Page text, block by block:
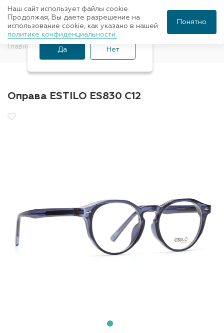
Главная Оправы для очков ESTILO
Оправа ESTILO ES830 C12
Ваш город Санкт-
Петербург?
Да Нет
Наш сайт использует файлы cookie.
Продолжая, Вы даете разрешение на
использование cookie, как указано в нашей
политике конфиденциальности.
Понятно